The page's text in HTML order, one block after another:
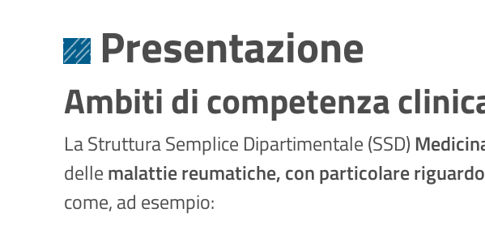
Presentazione
Ambiti di competenza
La Struttura Semplice Dipartimentale (SSD)
dellemalattie reumatiche, con particolare
come, ad esempio: